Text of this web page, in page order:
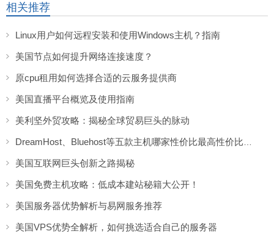
相关推荐
Linux用户如何远程安装和使用Windows主机？指南
美国节点如何提升网络连接速度？
原cpu租用如何选择合适的云服务提供商
美国直播平台概览及使用指南
美利坚外贸攻略：揭秘全球贸易巨头的脉动
美国互联网巨头创新之路揭秘
美国免费主机攻略：低成本建站秘籍大公开！
美国服务器优势解析与易网服务推荐
美国VPS优势全解析，如何挑选适合自己的服务器